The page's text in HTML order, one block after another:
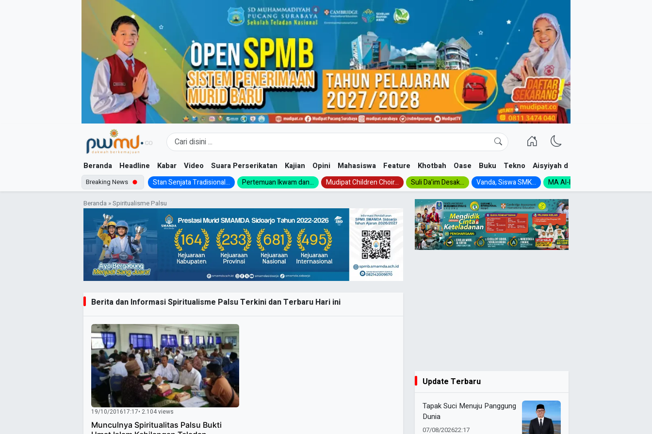
Beranda Headline Kabar Video Suara Perserikatan Kajian Opini Mahasiswa Feature Khotbah Oase Buku Tekno Aisyiyah dan NA
Breaking News Stan Senjata Tradisional... Pertemuan Ikwam dan... Mudipat Children Choir... Suli Da’im Desak... Vanda, Siswa SMK... MA Al-Ishlah Gelar...
Beranda »Spiritualisme Palsu
Berita dan Informasi Spiritualisme Palsu Terkini dan Terbaru Hari ini
19/10/201617:17• 2.104 views
Munculnya Spiritualitas Palsu Bukti
Update Terbaru
Tapak Suci Menuju Panggung
Dunia
07/08/202622:17